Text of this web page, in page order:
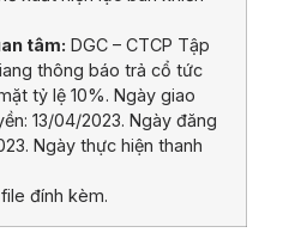
tâm: DGC – CTCP Tập
thông báo trả cổ tức
tỷ lệ 10%. Ngày giao
13/04/2023. Ngày đăng
Ngày thực hiện thanh
đính kèm.